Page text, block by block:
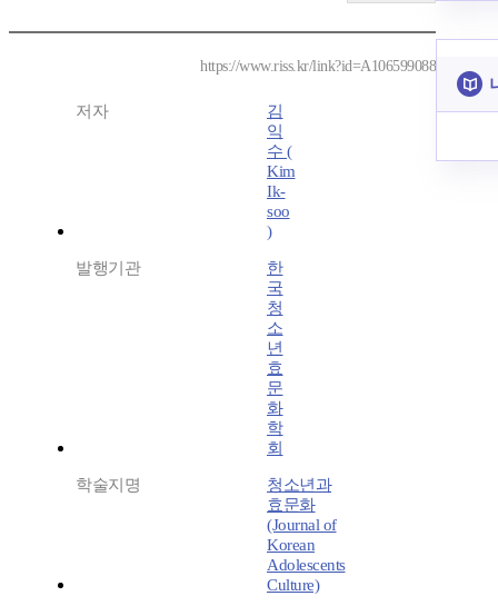
https://www.riss.kr/link?id=A106599088
저자
김
익
수 (
Kim
Ik-
soo
)
발행기관
한
국
청
소
년
효
문
화
학
회
학술지명
청소년과
효문화
(Journal of
Korean
Adolescents
Culture)